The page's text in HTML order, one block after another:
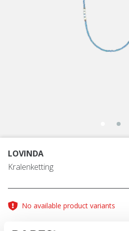
LOVINDA
Kralenketting
No available product variants